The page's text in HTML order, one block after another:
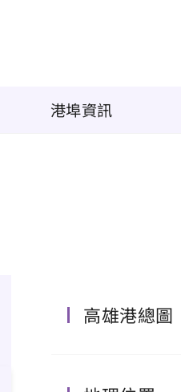
港埠資訊
高雄港總圖